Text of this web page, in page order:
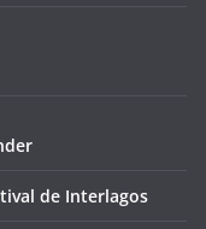
de Interlagos